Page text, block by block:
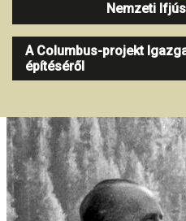
Nemzeti
A Columbus-projekt
építéséről